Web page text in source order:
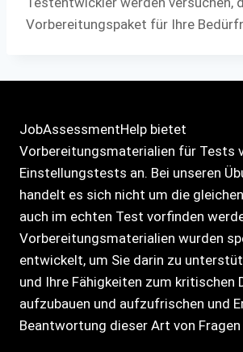
Vorbereitungspaket für Ihre
JobAssessmentHelp bietet
Vorbereitungsmaterialien für Tests
Einstellungstests an. Bei unseren
handelt es sich nicht um die
auch im echten Test vorfinden
Vorbereitungsmaterialien wurden
entwickelt, um Sie darin zu
und Ihre Fähigkeiten zum kritischen
aufzubauen und aufzufrischen und
Beantwortung dieser Art von